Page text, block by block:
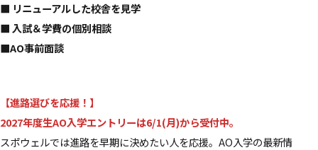
■ リニューアルした校舎を見学
■ 入試＆学費の個別相談
■AO事前面談
【進路選びを応援！】
2027年度生AO入学エントリーは6/1(月)から受付中。
スポウェルでは進路を早期に決めたい人を応援。AO入学の最新情